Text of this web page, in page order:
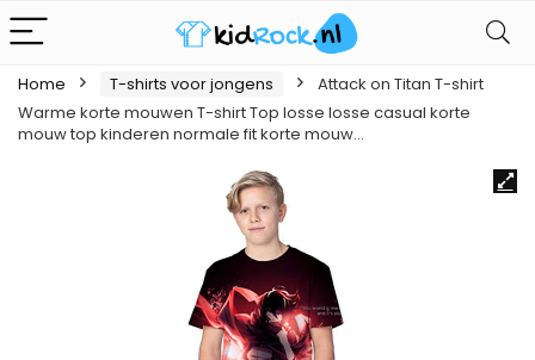
Home T-shirts voor jongens
Attack on Titan T-shirt
Warme korte mouwen T-shirt Top losse losse casual korte
mouw top kinderen normale fit korte mouw…